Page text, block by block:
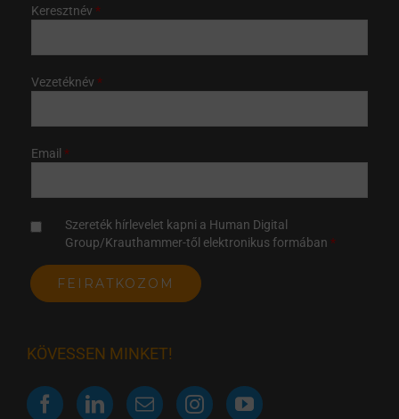
Keresztnév
Vezetéknév
Email
Szereték hírlevelet kapni a Human Digital
Group/Krauthammer-től elektronikus formában
KÖVESSEN MINKET!